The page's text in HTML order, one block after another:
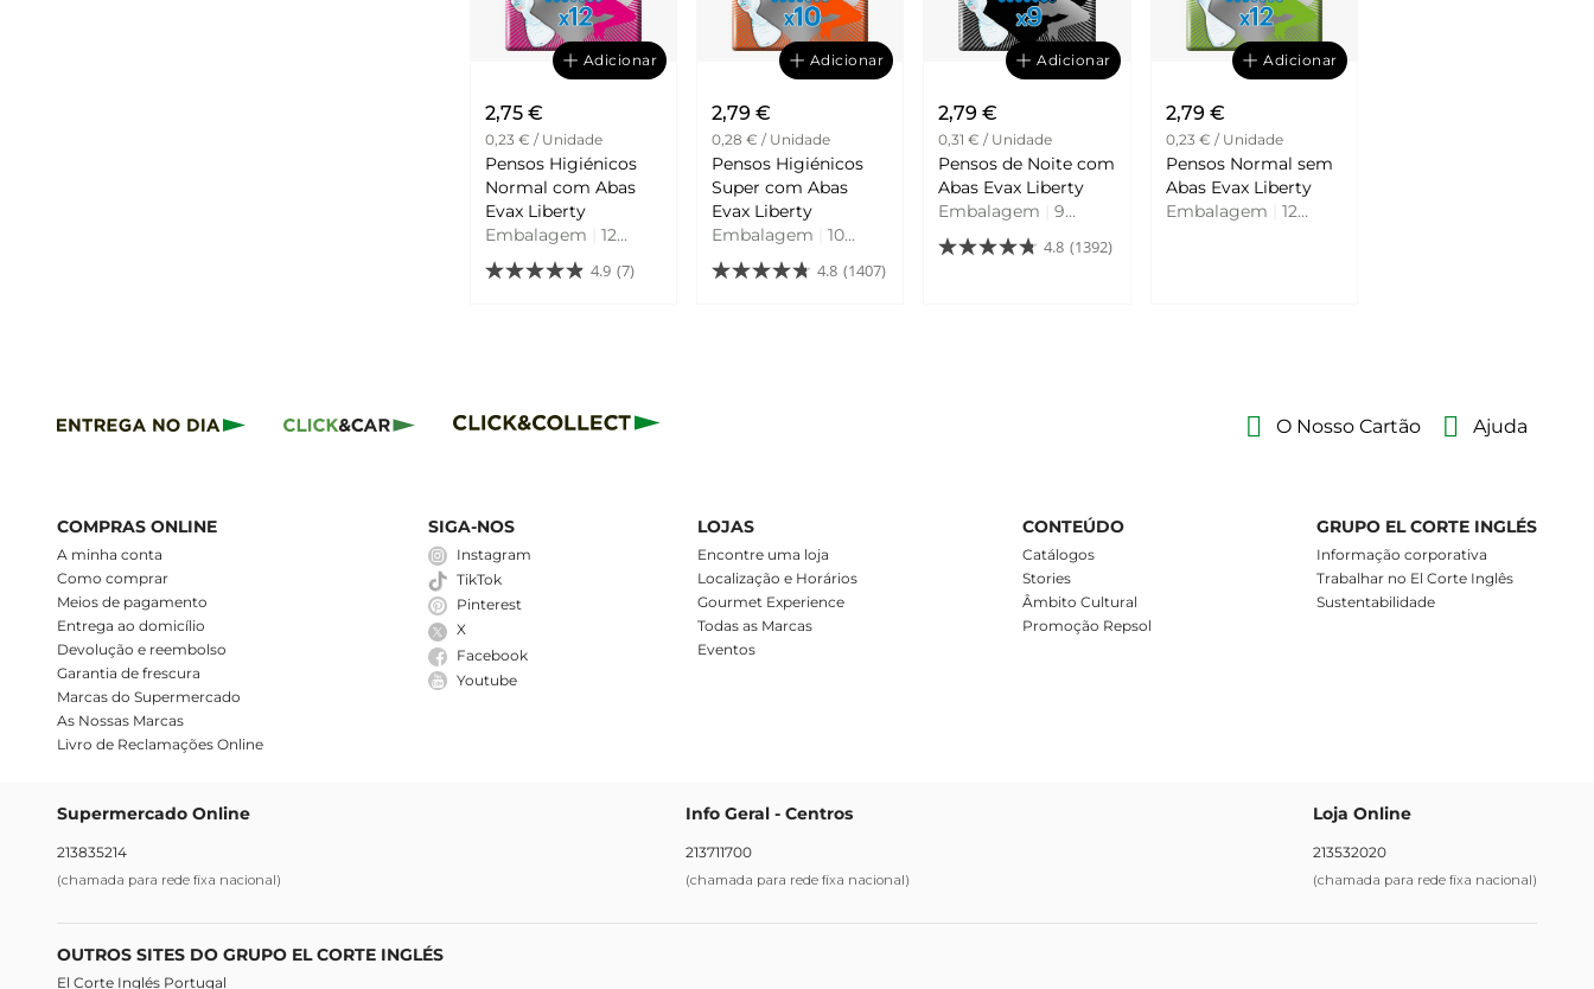
Adicionar
2,75 €
0,23 € / Unidade
Pensos Higiénicos
Normal com Abas
Evax Liberty
Embalagem
12
Unidades
4.9 (7)
Adicionar
2,79 €
0,28 € / Unidade
Pensos Higiénicos
Super com Abas
Evax Liberty
Embalagem
10
Unidades
4.8 (1407)
Adicionar
2,79 €
0,31 € / Unidade
Pensos de Noite com
Abas Evax Liberty
Embalagem
9
Unidades
4.8 (1392)
Adicionar
2,79 €
0,23 € / Unidade
Pensos Normal sem
Abas Evax Liberty
Embalagem
12
O Nosso Cartão Ajuda
COMPRAS ONLINE
A minha conta
Como comprar
Meios de pagamento
Entrega ao domicílio
Devolução e reembolso
Garantia de frescura
Marcas do Supermercado
As Nossas Marcas
Livro de Reclamações Online
SIGA-NOS
Instagram
TikTok
Pinterest
X
Facebook
Youtube
LOJAS
Encontre uma loja
Localização e Horários
Gourmet Experience
Todas as Marcas
Eventos
CONTEÚDO
Catálogos
Stories
Âmbito Cultural
Promoção Repsol
GRUPO EL CORTE INGLÉS
Informação corporativa
Trabalhar no El Corte Inglês
Sustentabilidade
Supermercado Online
213835214
(chamada para rede fixa nacional)
Info Geral - Centros
213711700
(chamada para rede fixa nacional)
Loja Online
213532020
(chamada para rede fixa nacional)
OUTROS SITES DO GRUPO EL CORTE INGLÉS
El Corte Inglés Portugal